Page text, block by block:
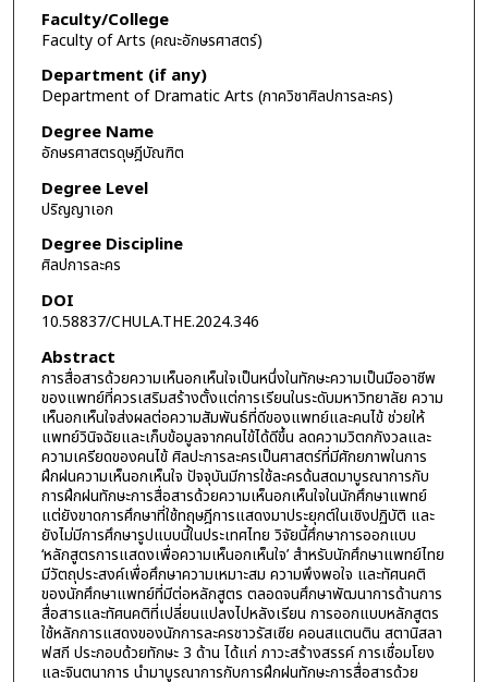
Faculty/College
Faculty of Arts (คณะอักษรศาสตร์)
Department (if any)
Department of Dramatic Arts (ภาควิชาศิลปการละคร)
Degree Name
อักษรศาสตรดุษฎีบัณฑิต
Degree Level
ปริญญาเอก
Degree Discipline
ศิลปการละคร
DOI
10.58837/CHULA.THE.2024.346
Abstract
การสื่อสารด้วยความเห็นอกเห็นใจเป็นหนึ่งในทักษะความเป็นมืออาชีพ
ของแพทย์ที่ควรเสริมสร้างตั้งแต่การเรียนในระดับมหาวิทยาลัย ความ
เห็นอกเห็นใจส่งผลต่อความสัมพันธ์ที่ดีของแพทย์และคนไข้ ช่วยให้
แพทย์วินิจฉัยและเก็บข้อมูลจากคนไข้ได้ดีขึ้น ลดความวิตกกังวลและ
ความเครียดของคนไข้ ศิลปะการละครเป็นศาสตร์ที่มีศักยภาพในการ
ฝึกฝนความเห็นอกเห็นใจ ปัจจุบันมีการใช้ละครด้นสดมาบูรณาการกับ
การฝึกฝนทักษะการสื่อสารด้วยความเห็นอกเห็นใจในนักศึกษาแพทย์
แต่ยังขาดการศึกษาที่ใช้ทฤษฎีการแสดงมาประยุกต์ในเชิงปฏิบัติ และ
ยังไม่มีการศึกษารูปแบบนี้ในประเทศไทย วิจัยนี้ศึกษาการออกแบบ
‘หลักสูตรการแสดงเพื่อความเห็นอกเห็นใจ’ สำหรับนักศึกษาแพทย์ไทย
มีวัตถุประสงค์เพื่อศึกษาความเหมาะสม ความพึงพอใจ และทัศนคติ
ของนักศึกษาแพทย์ที่มีต่อหลักสูตร ตลอดจนศึกษาพัฒนาการด้านการ
สื่อสารและทัศนคติที่เปลี่ยนแปลงไปหลังเรียน การออกแบบหลักสูตร
ใช้หลักการแสดงของนักการละครชาวรัสเซีย คอนสแตนติน สตานิสลา
ฟสกี ประกอบด้วยทักษะ 3 ด้าน ได้แก่ ภาวะสร้างสรรค์ การเชื่อมโยง
และจินตนาการ นำมาบูรณาการกับการฝึกฝนทักษะการสื่อสารด้วย